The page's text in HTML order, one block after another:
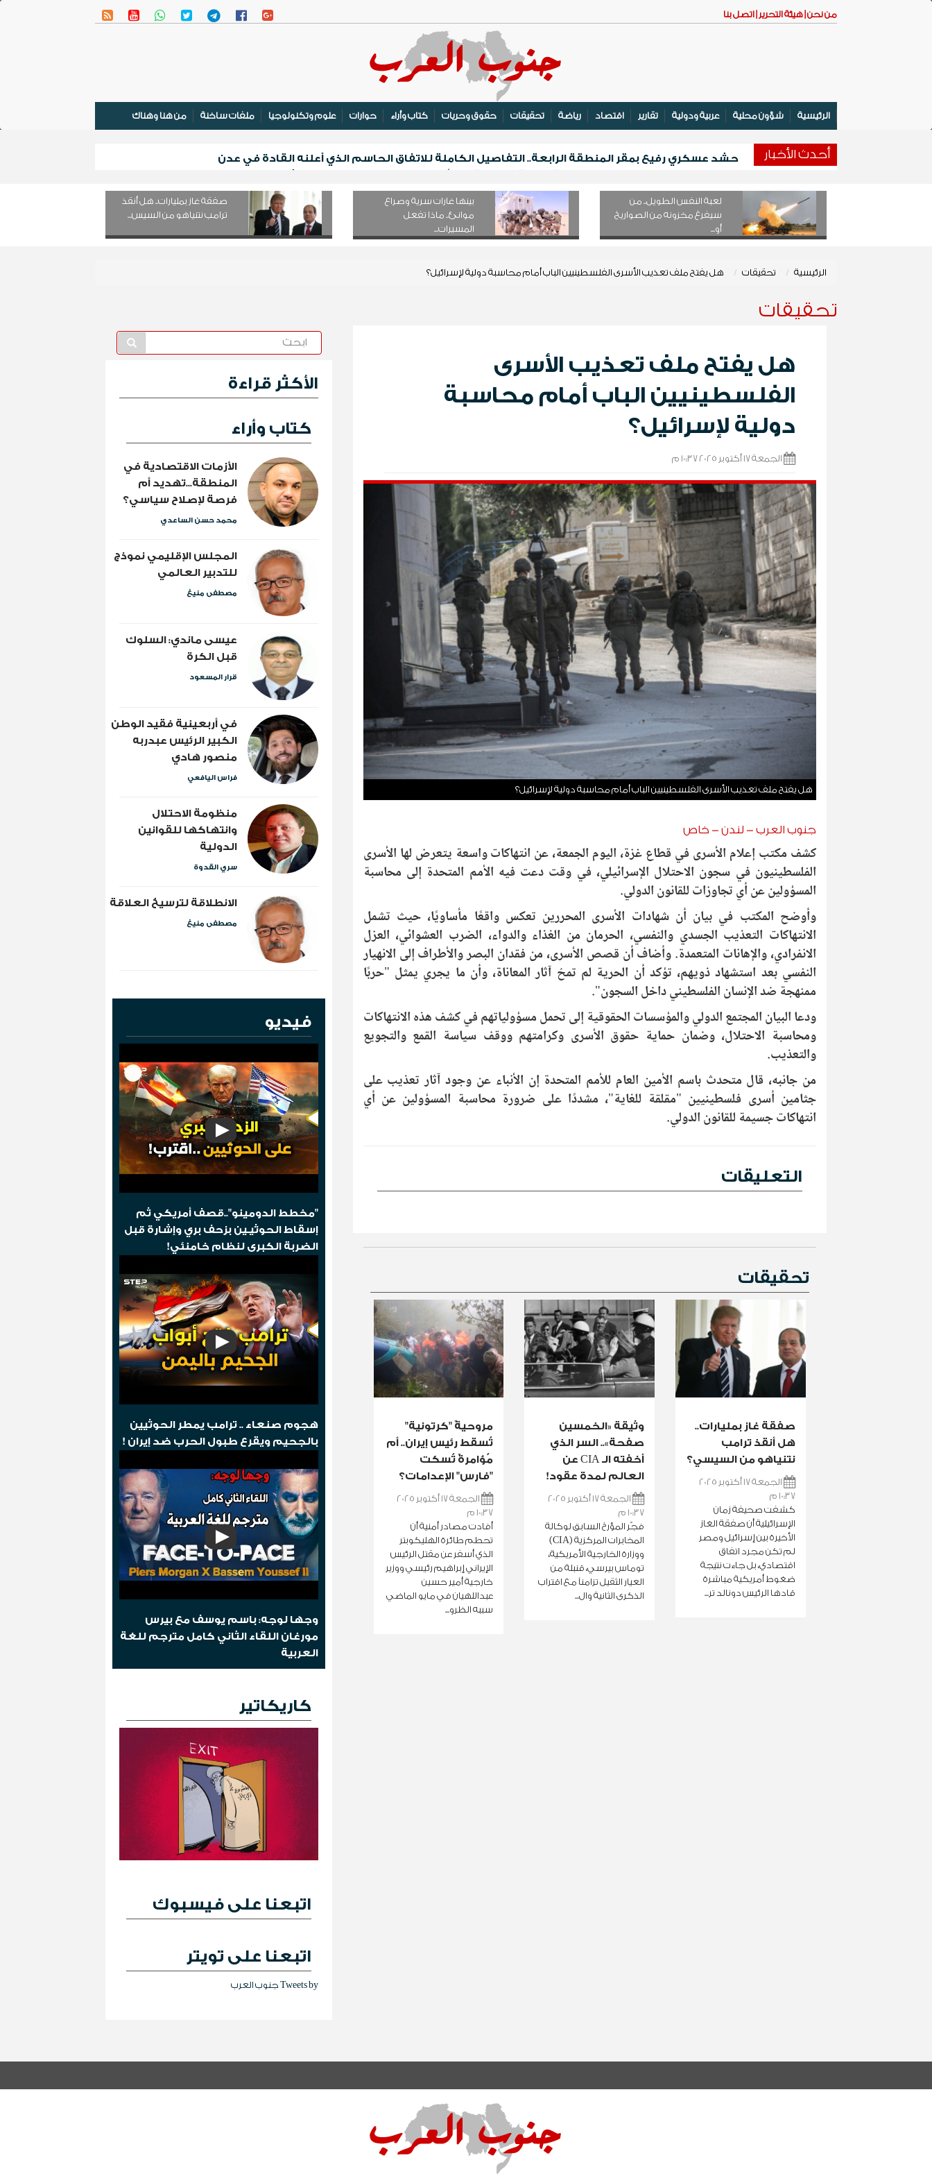
من نحن | هيئة التحرير | اتصل بنا
الرئيسية شؤون محلية عربية ودولية تقارير اقتصاد رياضة تحقيقات حقوق وحريات كتاب وأراء حوارات علوم وتكنولوجيا ملفات ساخنة من هنا وهناك
أحدث اﻷخبار
حشد عسكري رفيع بمقر المنطقة الرابعة.. التفاصيل الكاملة للاتفاق الحاسم الذي أعلنه القادة في عدن
انطلاق المخيم الصيفي الأول لتعزيز الهوية والتعريف بالتراث السقطري في قلنسية
بدعم كويتي .... تدشين مشروع لتوزيع ألف مكيف على الأسر النازحة والأشد احتياجًا في مأرب
لعبة النفس الطويل.. من
سيفرغ مخزونه من الصواريخ
أو...
بينها غارات سرية وصراع
موانئ.. ماذا تفعل
المسيرات...
صفقة غاز بمليارات.. هل أنقذ
ترامب نتنياهو من السيس...
الرئيسية تحقيقات هل يفتح ملف تعذيب الأسرى الفلسطينيين الباب أمام محاسبة دولية لإسرائيل؟
تحقيقات
هل يفتح ملف تعذيب الأسرى
الفلسطينيين الباب أمام محاسبة
دولية لإسرائيل؟
الجمعة 17 أكتوبر 2025 10:37 م
هل يفتح ملف تعذيب الأسرى الفلسطينيين الباب أمام محاسبة دولية لإسرائيل؟
جنوب العرب - لندن - خاص
كشف مكتب إعلام الأسرى في قطاع غزة، اليوم الجمعة، عن انتهاكات واسعة يتعرض لها الأسرى
الفلسطينيون في سجون الاحتلال الإسرائيلي، في وقت دعت فيه الأمم المتحدة إلى محاسبة
المسؤولين عن أي تجاوزات للقانون الدولي.
وأوضح المكتب في بيان أن شهادات الأسرى المحررين تعكس واقعًا مأساويًا، حيث تشمل
الانتهاكات التعذيب الجسدي والنفسي، الحرمان من الغذاء والدواء، الضرب العشوائي، العزل
الانفرادي، والإهانات المتعمدة. وأضاف أن قصص الأسرى، من فقدان البصر والأطراف إلى الانهيار
النفسي بعد استشهاد ذويهم، تؤكد أن الحرية لم تمحُ آثار المعاناة، وأن ما يجري يمثل "حربًا
ممنهجة ضد الإنسان الفلسطيني داخل السجون".
ودعا البيان المجتمع الدولي والمؤسسات الحقوقية إلى تحمل مسؤولياتهم في كشف هذه الانتهاكات
ومحاسبة الاحتلال، وضمان حماية حقوق الأسرى وكرامتهم ووقف سياسة القمع والتجويع
والتعذيب.
من جانبه، قال متحدث باسم الأمين العام للأمم المتحدة إن الأنباء عن وجود آثار تعذيب على
جثامين أسرى فلسطينيين "مقلقة للغاية"، مشددًا على ضرورة محاسبة المسؤولين عن أي
انتهاكات جسيمة للقانون الدولي.
التعليقات
تحقيقات
صفقة غاز بمليارات..
هل أنقذ ترامب
نتنياهو من السيسي؟
الجمعة 17 أكتوبر 2025
10:37 م
كشفت صحيفة زمان
الإسرائيلية أن صفقة الغاز
الأخيرة بين إسرائيل ومصر
لم تكن مجرد اتفاق
اقتصادي، بل جاءت نتيجة
ضغوط أمريكية مباشرة
قادها الرئيس دونالد تر...
وثيقة «الخمسين
صفحة».. السر الذي
أخفته الـ CIA عن
العالم لمدة عقود!
الجمعة 17 أكتوبر 2025
10:37 م
فجّر المؤرخ السابق لوكالة
المخابرات المركزية (CIA)
ووزارة الخارجية الأمريكية،
توماس بيرسي، قنبلة من
العيار الثقيل تزامناً مع اقتراب
الذكرى الثانية وال...
مروحيةٌ "كرتونية"
تُسقط رئيس إيران.. أم
مُؤامرةٌ تُسكت
"فارس" الإعدامات؟
الجمعة 17 أكتوبر 2025
10:37 م
أفادت مصادر أمنية أن
تحطم طائرة الهليكوبتر
الذي أسفر عن مقتل الرئيس
الإيراني إبراهيم رئيسي ووزير
خارجية أمير حسين
عبداللهيان في مايو الماضي
سببه الظرو...
الأكثر قراءة
كتاب وأراء
الأزمات الاقتصادية في
المنطقة...تهديد أم
فرصة لإصلاح سياسي؟
محمد حسن الساعدي
المجلس الإقليمي نموذج
للتدبير العالمي
مصطفى منيغ
عيسى ماندي: السلوك
قبل الكرة
قرار المسعود
​في أربعينية فقيد الوطن
الكبير الرئيس عبدربه
منصور هادي
فراس اليافعي
منظومة الاحتلال
وانتهاكها للقوانين
الدولية
سري القدوة
الانطلاقة لترسيخ العلاقة
مصطفى منيغ
فيديو
"مخطط الدومينو"..قصف أمريكي ثم
إسقاط الحوثيـين بزحف بري وإشارة قبل
الضربة الكبرى لنظام خامنئي!
هجوم صنعاء .. ترامب يمطر الحوثيين
بالجحيم ويقرع طبول الحرب ضد إيران !
وجها لوجه: باسم يوسف مع بيرس
مورغان اللقاء الثاني كامل مترجم للغة
العربية
كاريكاتير
اتبعنا على فيسبوك
اتبعنا على تويتر
Tweets by جنوب العرب